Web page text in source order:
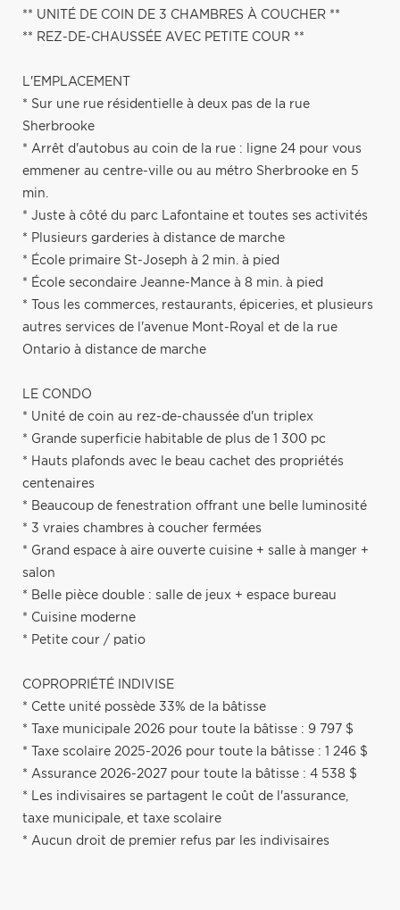
** UNITÉ DE COIN DE 3 CHAMBRES À COUCHER **
** REZ-DE-CHAUSSÉE AVEC PETITE COUR **
L'EMPLACEMENT
* Sur une rue résidentielle à deux pas de la rue
Sherbrooke
* Arrêt d'autobus au coin de la rue : ligne 24 pour vous
emmener au centre-ville ou au métro Sherbrooke en 5
min.
* Juste à côté du parc Lafontaine et toutes ses activités
* Plusieurs garderies à distance de marche
* École primaire St-Joseph à 2 min. à pied
* École secondaire Jeanne-Mance à 8 min. à pied
* Tous les commerces, restaurants, épiceries, et plusieurs
autres services de l'avenue Mont-Royal et de la rue
Ontario à distance de marche
LE CONDO
* Unité de coin au rez-de-chaussée d'un triplex
* Grande superficie habitable de plus de 1 300 pc
* Hauts plafonds avec le beau cachet des propriétés
centenaires
* Beaucoup de fenestration offrant une belle luminosité
* 3 vraies chambres à coucher fermées
* Grand espace à aire ouverte cuisine + salle à manger +
salon
* Belle pièce double : salle de jeux + espace bureau
* Cuisine moderne
* Petite cour / patio
COPROPRIÉTÉ INDIVISE
* Cette unité possède 33% de la bâtisse
* Taxe municipale 2026 pour toute la bâtisse : 9 797 $
* Taxe scolaire 2025-2026 pour toute la bâtisse : 1 246 $
* Assurance 2026-2027 pour toute la bâtisse : 4 538 $
* Les indivisaires se partagent le coût de l'assurance,
taxe municipale, et taxe scolaire
* Aucun droit de premier refus par les indivisaires